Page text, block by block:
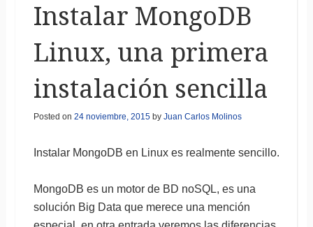
Instalar MongoDB
Linux, una primera
instalación sencilla
Posted on 24 noviembre, 2015by Juan Carlos Molinos
Instalar MongoDB en Linux es realmente sencillo.
MongoDB es un motor de BD noSQL, es una
solución Big Data que merece una mención